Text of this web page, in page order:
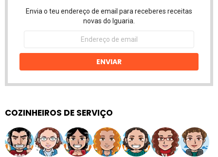
Envia o teu endereço de email para receberes receitas
novas do Iguaria.
Endereço
email
ENVIAR
COZINHEIROS DE SERVIÇO